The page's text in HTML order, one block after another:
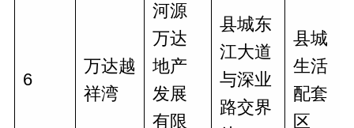
6
万达越
祥湾
河源
万达
地产
发展
有限
县城东
江大道
与深业
路交界
县城
生活
配套
区